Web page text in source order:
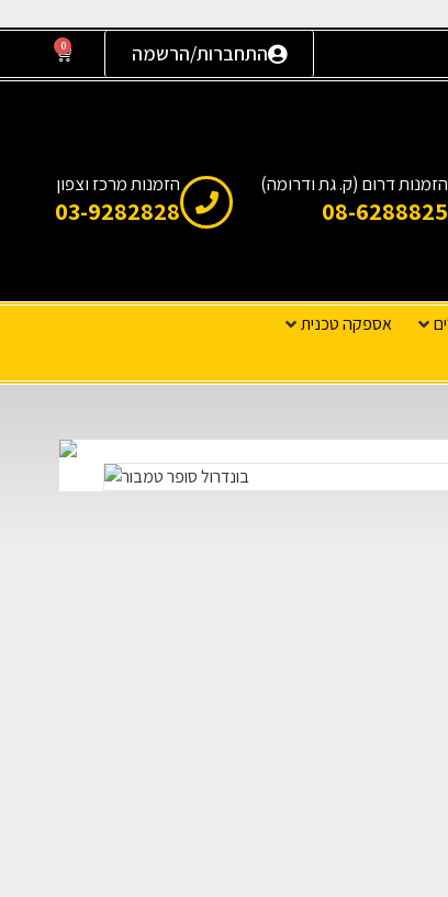
התחברות/הרשמה 0
הזמנות דרום (ק. גת ודרומה)
08-6288825
הזמנות מרכז וצפון
03-9282828
אספקה טכנית